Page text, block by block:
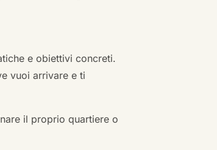
e obiettivi concreti.
vuoi arrivare e ti
il proprio quartiere o